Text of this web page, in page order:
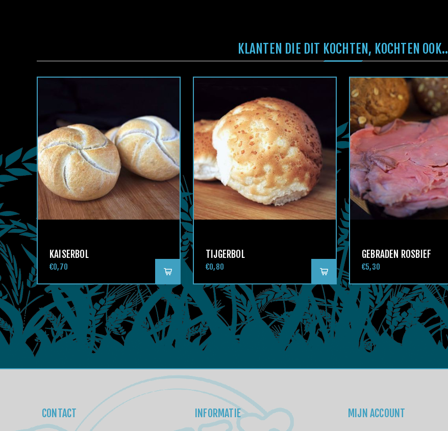
KLANTEN DIE DIT KOCHTEN, KOCHTEN OOK..
KAISERBOL
€0,70
TIJGERBOL
€0,80
GEBRADEN ROSBIEF
€5,30
CONTACT INFORMATIE MIJN ACCOUNT